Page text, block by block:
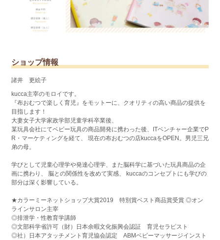
ショップ情報
諸井 更絵子
kucca主宰のモロイです。
『布おむつで楽しく育児』をモットーに、クオリティの高い商品の提供を
目指します！
大妻女子大学家政学部児童学科卒業後、
某玩具会社にてベビー玩具の商品開発に携わった後、ITベンチャー企業でP
R・マーケティングを経て、 現在の布おむつの店kuccaをOPEN。男児三兄
弟の母。
学びとして児童心理学や発達心理学、また脳科学に基づいた玩具商品の企
画に携わり、 脳との関係性を改めて実感、 kuccaのコンセプトにも学びの
部分は深く影響している。
★カラーミーネットショップ大賞2019 特別賞ベスト商品賞受賞 ◎オン
ラインサロン主宰
◎排泄学・性教育学講師
◎文部科学省許可（財）日本余暇文化振興会認証 育児セラピスト
◎社）日本アタッチメント育児協会認定 ABMベビーマッサージインスト